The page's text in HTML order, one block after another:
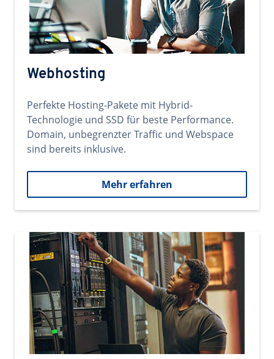
Webhosting
Perfekte Hosting-Pakete mit Hybrid-
Technologie und SSD für beste Performance.
Domain, unbegrenzter Traffic und Webspace
sind bereits inklusive.
Mehr erfahren